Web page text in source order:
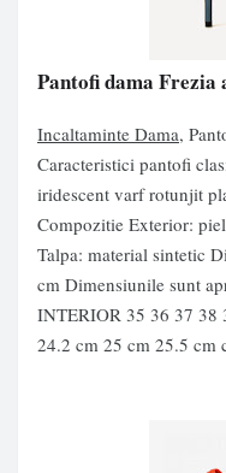
Pantofi dama
Incaltaminte Dama,
Caracteristici pantofi
iridescent varf rotunjit
Compozitie Exterior:
Talpa: material sintetic
cm Dimensiunile sunt
INTERIOR 35 36 37 38
24.2 cm 25 cm 25.5 cm